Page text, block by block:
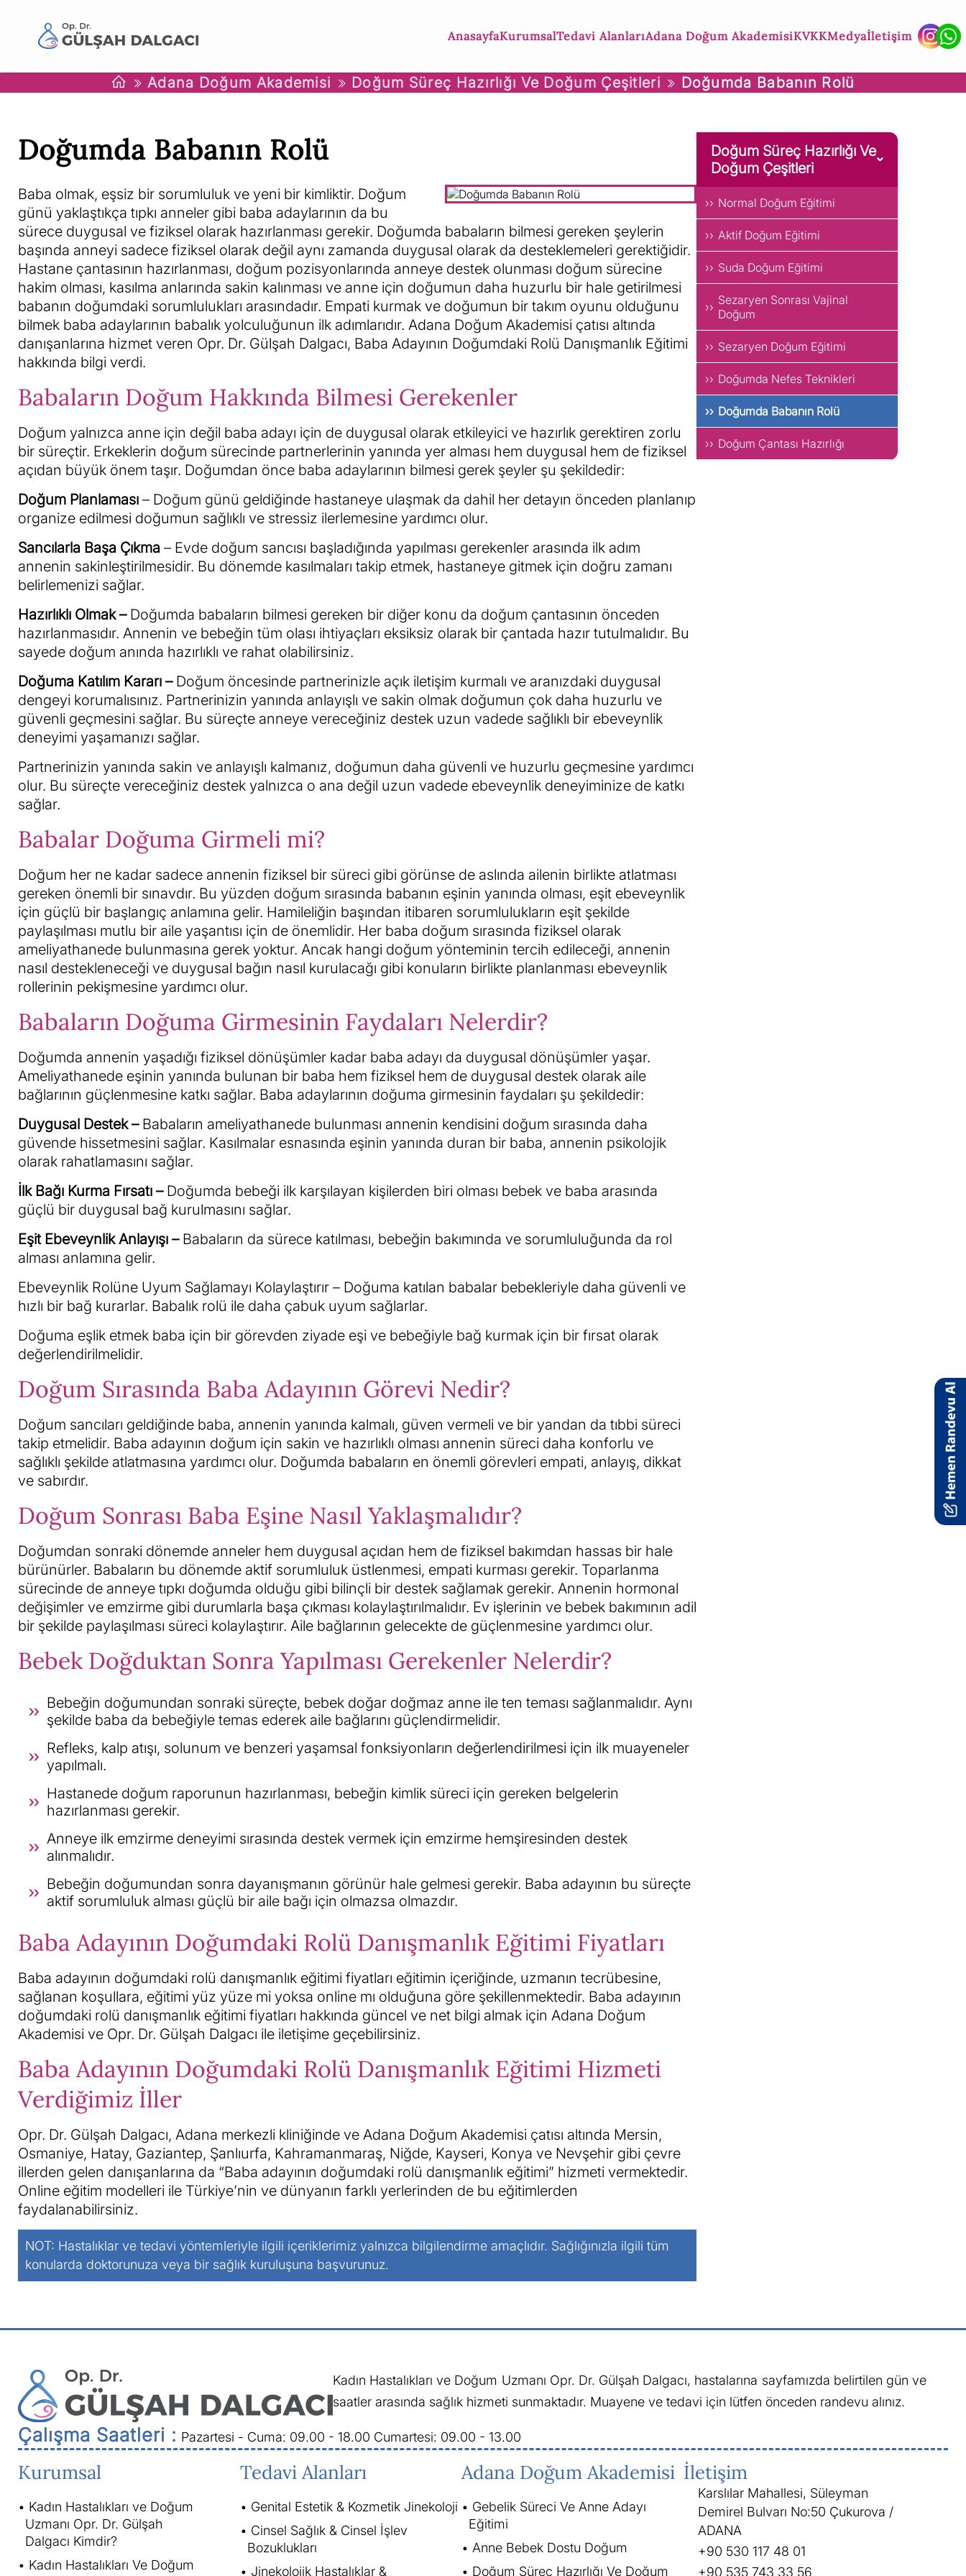
AnasayfaKurumsalTedavi AlanlarıAdana Doğum AkademisiKVKKMedyaİletişim
Adana Doğum Akademisi Doğum Süreç Hazırlığı Ve Doğum Çeşitleri Doğumda Babanın Rolü
Doğumda Babanın Rolü
Baba olmak, eşsiz bir sorumluluk ve yeni bir kimliktir. Doğum
günü yaklaştıkça tıpkı anneler gibi baba adaylarının da bu
sürece duygusal ve fiziksel olarak hazırlanması gerekir. Doğumda babaların bilmesi gereken şeylerin
başında anneyi sadece fiziksel olarak değil aynı zamanda duygusal olarak da desteklemeleri gerektiğidir.
Hastane çantasının hazırlanması, doğum pozisyonlarında anneye destek olunması doğum sürecine
hakim olması, kasılma anlarında sakin kalınması ve anne için doğumun daha huzurlu bir hale getirilmesi
babanın doğumdaki sorumlulukları arasındadır. Empati kurmak ve doğumun bir takım oyunu olduğunu
bilmek baba adaylarının babalık yolculuğunun ilk adımlarıdır. Adana Doğum Akademisi çatısı altında
danışanlarına hizmet veren Opr. Dr. Gülşah Dalgacı, Baba Adayının Doğumdaki Rolü Danışmanlık Eğitimi
hakkında bilgi verdi.
Babaların Doğum Hakkında Bilmesi Gerekenler
Doğum yalnızca anne için değil baba adayı için de duygusal olarak etkileyici ve hazırlık gerektiren zorlu
bir süreçtir. Erkeklerin doğum sürecinde partnerlerinin yanında yer alması hem duygusal hem de fiziksel
açıdan büyük önem taşır. Doğumdan önce baba adaylarının bilmesi gerek şeyler şu şekildedir:
Doğum Planlaması – Doğum günü geldiğinde hastaneye ulaşmak da dahil her detayın önceden planlanıp
organize edilmesi doğumun sağlıklı ve stressiz ilerlemesine yardımcı olur.
Sancılarla Başa Çıkma – Evde doğum sancısı başladığında yapılması gerekenler arasında ilk adım
annenin sakinleştirilmesidir. Bu dönemde kasılmaları takip etmek, hastaneye gitmek için doğru zamanı
belirlemenizi sağlar.
Hazırlıklı Olmak –Doğumda babaların bilmesi gereken bir diğer konu da doğum çantasının önceden
hazırlanmasıdır. Annenin ve bebeğin tüm olası ihtiyaçları eksiksiz olarak bir çantada hazır tutulmalıdır. Bu
sayede doğum anında hazırlıklı ve rahat olabilirsiniz.
Doğuma Katılım Kararı –Doğum öncesinde partnerinizle açık iletişim kurmalı ve aranızdaki duygusal
dengeyi korumalısınız. Partnerinizin yanında anlayışlı ve sakin olmak doğumun çok daha huzurlu ve
güvenli geçmesini sağlar. Bu süreçte anneye vereceğiniz destek uzun vadede sağlıklı bir ebeveynlik
deneyimi yaşamanızı sağlar.
Partnerinizin yanında sakin ve anlayışlı kalmanız, doğumun daha güvenli ve huzurlu geçmesine yardımcı
olur. Bu süreçte vereceğiniz destek yalnızca o ana değil uzun vadede ebeveynlik deneyiminize de katkı
sağlar.
Babalar Doğuma Girmeli mi?
Doğum her ne kadar sadece annenin fiziksel bir süreci gibi görünse de aslında ailenin birlikte atlatması
gereken önemli bir sınavdır. Bu yüzden doğum sırasında babanın eşinin yanında olması, eşit ebeveynlik
için güçlü bir başlangıç anlamına gelir. Hamileliğin başından itibaren sorumlulukların eşit şekilde
paylaşılması mutlu bir aile yaşantısı için de önemlidir. Her baba doğum sırasında fiziksel olarak
ameliyathanede bulunmasına gerek yoktur. Ancak hangi doğum yönteminin tercih edileceği, annenin
nasıl destekleneceği ve duygusal bağın nasıl kurulacağı gibi konuların birlikte planlanması ebeveynlik
rollerinin pekişmesine yardımcı olur.
Babaların Doğuma Girmesinin Faydaları Nelerdir?
Doğumda annenin yaşadığı fiziksel dönüşümler kadar baba adayı da duygusal dönüşümler yaşar.
Ameliyathanede eşinin yanında bulunan bir baba hem fiziksel hem de duygusal destek olarak aile
bağlarının güçlenmesine katkı sağlar. Baba adaylarının doğuma girmesinin faydaları şu şekildedir:
Duygusal Destek – Babaların ameliyathanede bulunması annenin kendisini doğum sırasında daha
güvende hissetmesini sağlar. Kasılmalar esnasında eşinin yanında duran bir baba, annenin psikolojik
olarak rahatlamasını sağlar.
İlk Bağı Kurma Fırsatı –Doğumda bebeği ilk karşılayan kişilerden biri olması bebek ve baba arasında
güçlü bir duygusal bağ kurulmasını sağlar.
Eşit Ebeveynlik Anlayışı – Babaların da sürece katılması, bebeğin bakımında ve sorumluluğunda da rol
alması anlamına gelir.
Ebeveynlik Rolüne Uyum Sağlamayı Kolaylaştırır – Doğuma katılan babalar bebekleriyle daha güvenli ve
hızlı bir bağ kurarlar. Babalık rolü ile daha çabuk uyum sağlarlar.
Doğuma eşlik etmek baba için bir görevden ziyade eşi ve bebeğiyle bağ kurmak için bir fırsat olarak
değerlendirilmelidir.
Doğum Sırasında Baba Adayının Görevi Nedir?
Doğum sancıları geldiğinde baba, annenin yanında kalmalı, güven vermeli ve bir yandan da tıbbi süreci
takip etmelidir. Baba adayının doğum için sakin ve hazırlıklı olması annenin süreci daha konforlu ve
sağlıklı şekilde atlatmasına yardımcı olur. Doğumda babaların en önemli görevleri empati, anlayış, dikkat
ve sabırdır.
Doğum Sonrası Baba Eşine Nasıl Yaklaşmalıdır?
Doğumdan sonraki dönemde anneler hem duygusal açıdan hem de fiziksel bakımdan hassas bir hale
bürünürler. Babaların bu dönemde aktif sorumluluk üstlenmesi, empati kurması gerekir. Toparlanma
sürecinde de anneye tıpkı doğumda olduğu gibi bilinçli bir destek sağlamak gerekir. Annenin hormonal
değişimler ve emzirme gibi durumlarla başa çıkması kolaylaştırılmalıdır. Ev işlerinin ve bebek bakımının adil
bir şekilde paylaşılması süreci kolaylaştırır. Aile bağlarının gelecekte de güçlenmesine yardımcı olur.
Bebek Doğduktan Sonra Yapılması Gerekenler Nelerdir?
Bebeğin doğumundan sonraki süreçte, bebek doğar doğmaz anne ile ten teması sağlanmalıdır. Aynı
şekilde baba da bebeğiyle temas ederek aile bağlarını güçlendirmelidir.
Refleks, kalp atışı, solunum ve benzeri yaşamsal fonksiyonların değerlendirilmesi için ilk muayeneler
yapılmalı.
Hastanede doğum raporunun hazırlanması, bebeğin kimlik süreci için gereken belgelerin
hazırlanması gerekir.
Anneye ilk emzirme deneyimi sırasında destek vermek için emzirme hemşiresinden destek
alınmalıdır.
Bebeğin doğumundan sonra dayanışmanın görünür hale gelmesi gerekir. Baba adayının bu süreçte
aktif sorumluluk alması güçlü bir aile bağı için olmazsa olmazdır.
Baba Adayının Doğumdaki Rolü Danışmanlık Eğitimi Fiyatları
Baba adayının doğumdaki rolü danışmanlık eğitimi fiyatları eğitimin içeriğinde, uzmanın tecrübesine,
sağlanan koşullara, eğitimi yüz yüze mi yoksa online mı olduğuna göre şekillenmektedir. Baba adayının
doğumdaki rolü danışmanlık eğitimi fiyatları hakkında güncel ve net bilgi almak için Adana Doğum
Akademisi ve Opr. Dr. Gülşah Dalgacı ile iletişime geçebilirsiniz.
Baba Adayının Doğumdaki Rolü Danışmanlık Eğitimi Hizmeti
Verdiğimiz İller
Opr. Dr. Gülşah Dalgacı, Adana merkezli kliniğinde ve Adana Doğum Akademisi çatısı altında Mersin,
Osmaniye, Hatay, Gaziantep, Şanlıurfa, Kahramanmaraş, Niğde, Kayseri, Konya ve Nevşehir gibi çevre
illerden gelen danışanlarına da “Baba adayının doğumdaki rolü danışmanlık eğitimi” hizmeti vermektedir.
Online eğitim modelleri ile Türkiye’nin ve dünyanın farklı yerlerinden de bu eğitimlerden
faydalanabilirsiniz.
NOT: Hastalıklar ve tedavi yöntemleriyle ilgili içeriklerimiz yalnızca bilgilendirme amaçlıdır. Sağlığınızla ilgili tüm
konularda doktorunuza veya bir sağlık kuruluşuna başvurunuz.
Doğum Süreç Hazırlığı Ve
Doğum Çeşitleri
Normal Doğum Eğitimi
Aktif Doğum Eğitimi
Suda Doğum Eğitimi
Sezaryen Sonrası Vajinal
Doğum
Sezaryen Doğum Eğitimi
Doğumda Nefes Teknikleri
Doğumda Babanın Rolü
Doğum Çantası Hazırlığı
Kadın Hastalıkları ve Doğum Uzmanı Opr. Dr. Gülşah Dalgacı, hastalarına sayfamızda belirtilen gün ve
saatler arasında sağlık hizmeti sunmaktadır. Muayene ve tedavi için lütfen önceden randevu alınız.
Çalışma Saatleri : Pazartesi - Cuma: 09.00 - 18.00 Cumartesi: 09.00 - 13.00
Kurumsal
Kadın Hastalıkları ve Doğum
Uzmanı Opr. Dr. Gülşah
Dalgacı Kimdir?
Kadın Hastalıkları Ve Doğum
Tedavi Alanları
Genital Estetik & Kozmetik Jinekoloji
Cinsel Sağlık & Cinsel İşlev
Bozuklukları
Jinekolojik Hastalıklar &
Adana Doğum Akademisi
Gebelik Süreci Ve Anne Adayı
Eğitimi
Anne Bebek Dostu Doğum
Doğum Süreç Hazırlığı Ve Doğum
İletişim
Karslılar Mahallesi, Süleyman
Demirel Bulvarı No:50 Çukurova /
ADANA
+90 530 117 48 01
+90 535 743 33 56